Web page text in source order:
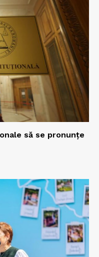
să se pronunțe